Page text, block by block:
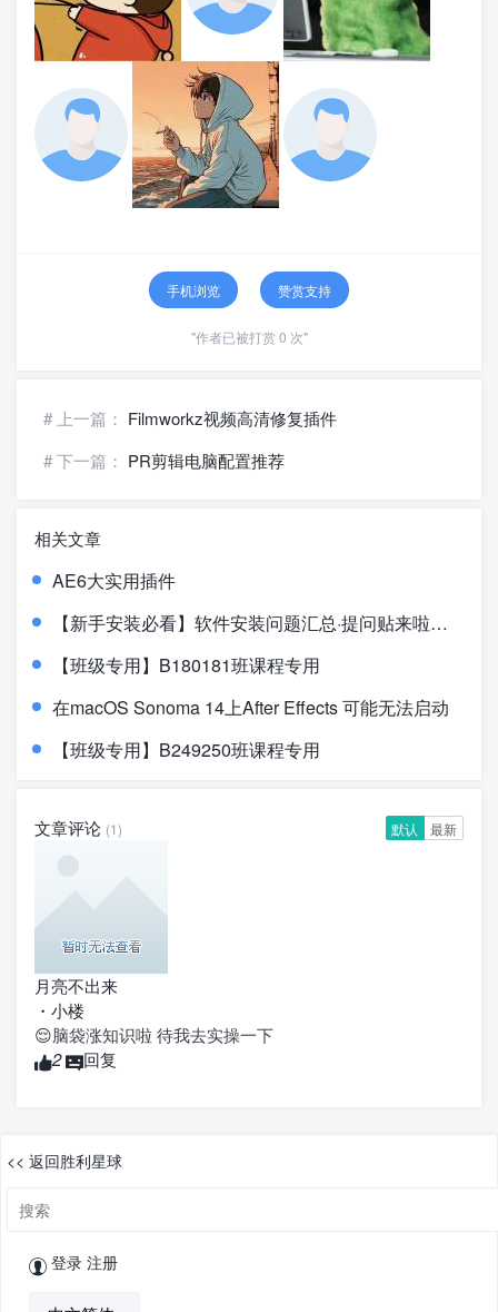
手机浏览 赞赏支持
"作者已被打赏 0 次"
# 上一篇： Filmworkz视频高清修复插件
# 下一篇： PR剪辑电脑配置推荐
相关文章
AE6大实用插件
【新手安装必看】软件安装问题汇总·提问贴来啦！！！
【班级专用】B180181班课程专用
在macOS Sonoma 14上After Effects 可能无法启动
【班级专用】B249250班课程专用
文章评论 (1) 默认 最新
月亮不出来
・ 小楼
😌脑袋涨知识啦 待我去实操一下
2
回复
<< 返回胜利星球
登录 注册